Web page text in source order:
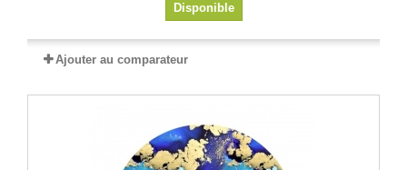
Disponible
Ajouter au comparateur